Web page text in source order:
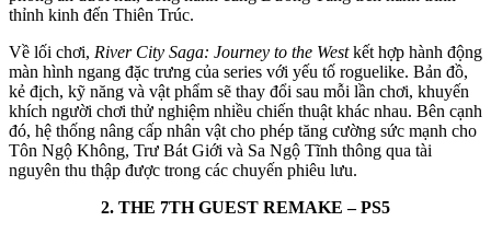
thỉnh kinh đến Thiên Trúc.
Về lối chơi, River City Saga: Journey to the Westkết hợp hành động
màn hình ngang đặc trưng của series với yếu tố roguelike. Bản đồ,
kẻ địch, kỹ năng và vật phẩm sẽ thay đổi sau mỗi lần chơi, khuyến
khích người chơi thử nghiệm nhiều chiến thuật khác nhau. Bên cạnh
đó, hệ thống nâng cấp nhân vật cho phép tăng cường sức mạnh cho
Tôn Ngộ Không, Trư Bát Giới và Sa Ngộ Tĩnh thông qua tài
nguyên thu thập được trong các chuyến phiêu lưu.
2. THE 7TH GUEST REMAKE – PS5